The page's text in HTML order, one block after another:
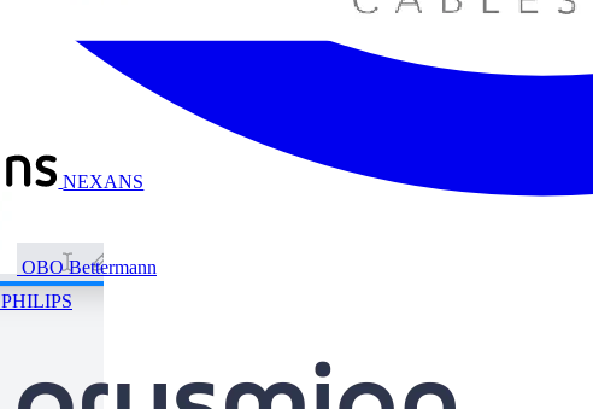
NEXANS
OBO Bettermann
PHILIPS